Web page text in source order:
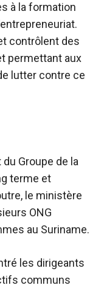
à la formation
contrôlent des
permettant aux
lutter contre ce
Groupe de la
terme et
le ministère
ONG
au Suriname.
les dirigeants
communs